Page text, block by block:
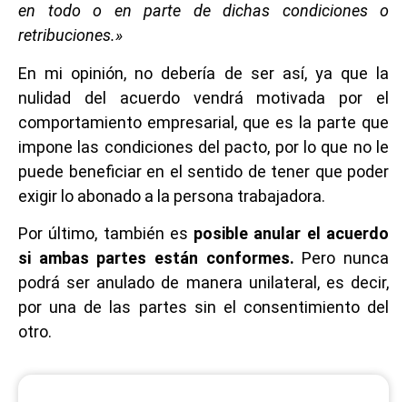
en todo o en parte de dichas condiciones o
retribuciones.»
En mi opinión, no debería de ser así, ya que la
nulidad del acuerdo vendrá motivada por el
comportamiento empresarial, que es la parte que
impone las condiciones del pacto, por lo que no le
puede beneficiar en el sentido de tener que poder
exigir lo abonado a la persona trabajadora.
Por último, también es posible anular el acuerdo
si ambas partes están conformes. Pero nunca
podrá ser anulado de manera unilateral, es decir,
por una de las partes sin el consentimiento del
otro.